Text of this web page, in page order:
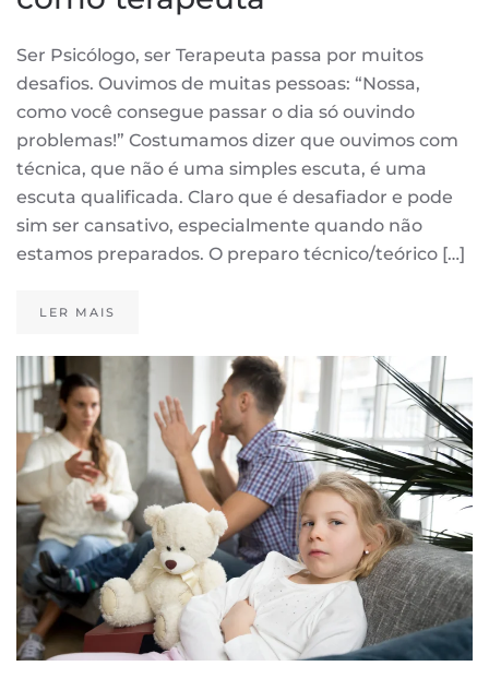
Ser Psicólogo, ser Terapeuta passa por muitos
desafios. Ouvimos de muitas pessoas: “Nossa,
como você consegue passar o dia só ouvindo
problemas!” Costumamos dizer que ouvimos com
técnica, que não é uma simples escuta, é uma
escuta qualificada. Claro que é desafiador e pode
sim ser cansativo, especialmente quando não
estamos preparados. O preparo técnico/teórico […]
LER MAIS